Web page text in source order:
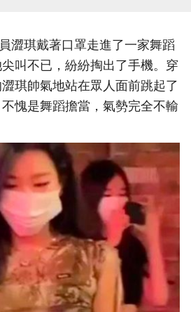
澀琪戴著口罩走進了一家舞蹈
叫不已，紛紛掏出了手機。穿
琪帥氣地站在眾人面前跳起了
愧是舞蹈擔當，氣勢完全不輸